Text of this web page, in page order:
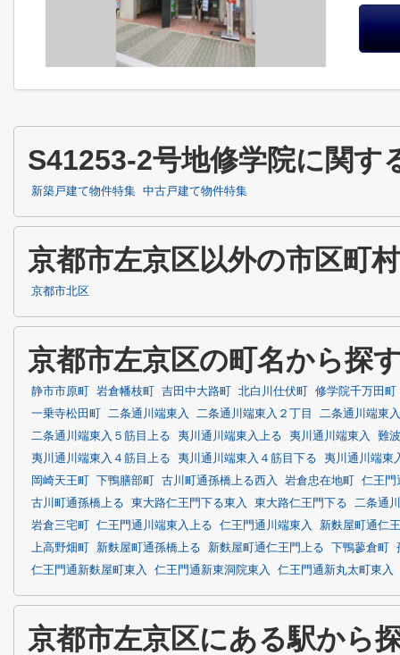
S41253-2号地修学院に関す
新築戸建て物件特集 中古戸建て物件特集
京都市左京区以外の市区町
京都市北区
京都市左京区の町名から探
静市市原町 岩倉幡枝町 吉田中大路町 北白川仕伏町
修学院千万田町
一乗寺松田町
二条通川端東入 二条通川端東入２丁目
二条通川端東
二条通川端東入５筋目上る
夷川通川端東入上る 夷川通川端東入
難
夷川通川端東入４筋目上る
夷川通川端東入４筋目下る
夷川通川端東
岡崎天王町
下鴨膳部町 古川町通孫橋上る西入 岩倉忠在地町
仁王門
古川町通孫橋上る
東大路仁王門下る東入 東大路仁王門下る
二条通
岩倉三宅町
仁王門通川端東入上る 仁王門通川端東入
新麩屋町通仁
上高野畑町
新麩屋町通孫橋上る 新麩屋町通仁王門上る 下鴨蓼倉町
仁王門通新麩屋町東入
仁王門通新東洞院東入 仁王門通新丸太町東入
京都市左京区にある駅から